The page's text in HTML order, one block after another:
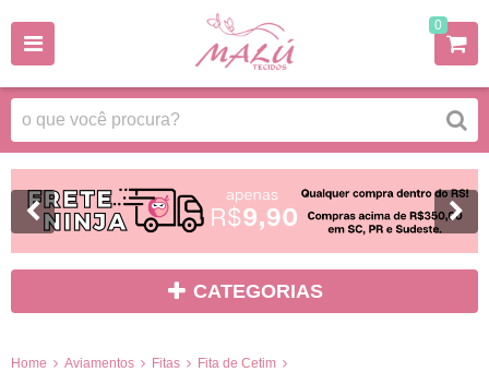
0
CATEGORIAS
Home Aviamentos Fitas
Fita de Cetim